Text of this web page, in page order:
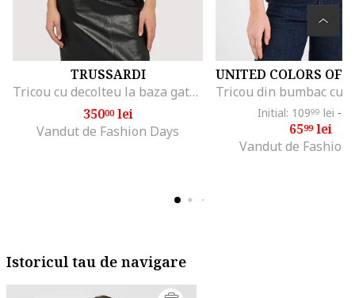
TRUSSARDI
Tricou cu decolteu la baza gatului si logo pe piept, Alb
35000lei
Vandut de Fashion Days
Initial: 10999 lei -
6599lei
Vandut de Fashion
Istoricul tau de navigare